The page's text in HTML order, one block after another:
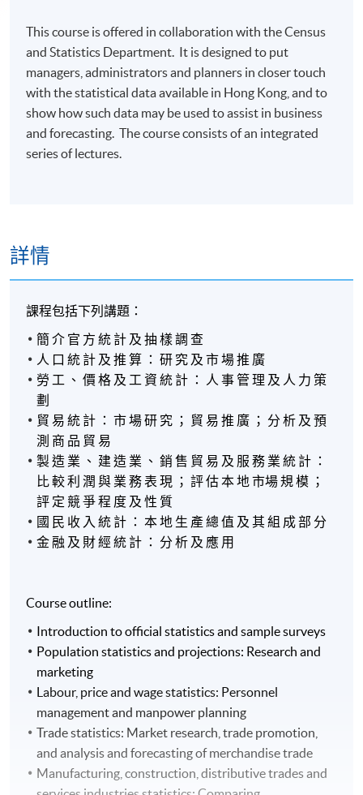
This course is offered in collaboration with the Census
and Statistics Department. It is designed to put
managers, administrators and planners in closer touch
with the statistical data available in Hong Kong, and to
show how such data may be used to assist in business
and forecasting. The course consists of an integrated
series of lectures.
詳情
課程包括下列講題：
簡 介 官 方 統 計 及 抽 樣 調 查
人 口 統 計 及 推 算 ： 研 究 及 市 場 推 廣
勞 工 、 價 格 及 工 資 統 計 ： 人 事 管 理 及 人 力 策
劃
貿 易 統 計 ： 市 場 研 究 ； 貿 易 推 廣 ； 分 析 及 預
測 商 品 貿 易
製 造 業 、 建 造 業 、 銷 售 貿 易 及 服 務 業 統 計 ：
比 較 利 潤 與 業 務 表 現 ； 評 估 本 地 市場 規 模 ；
評 定 競 爭 程 度 及 性 質
國 民 收 入 統 計 ： 本 地 生 產 總 值 及 其 組 成 部 分
金 融 及 財 經 統 計 ： 分 析 及 應 用
Course outline:
Introduction to official statistics and sample surveys
Population statistics and projections: Research and
marketing
Labour, price and wage statistics: Personnel
management and manpower planning
Trade statistics: Market research, trade promotion,
and analysis and forecasting of merchandise trade
Manufacturing, construction, distributive trades and